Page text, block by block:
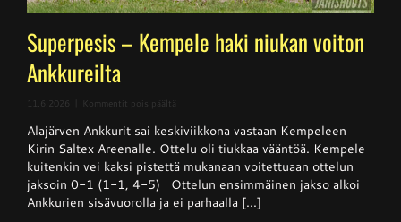
Superpesis – Kempele haki niukan voiton
Ankkureilta
11.6.2026 Kommentit pois päältä
–
Kempele
haki
niukan
voiton
Ankkureilta
Alajärven Ankkurit sai keskiviikkona vastaan Kempeleen
Kirin Saltex Areenalle. Ottelu oli tiukkaa vääntöä. Kempele
kuitenkin vei kaksi pistettä mukanaan voitettuaan ottelun
jaksoin 0-1 (1-1, 4-5) Ottelun ensimmäinen jakso alkoi
Ankkurien sisävuorolla ja ei parhaalla [...]